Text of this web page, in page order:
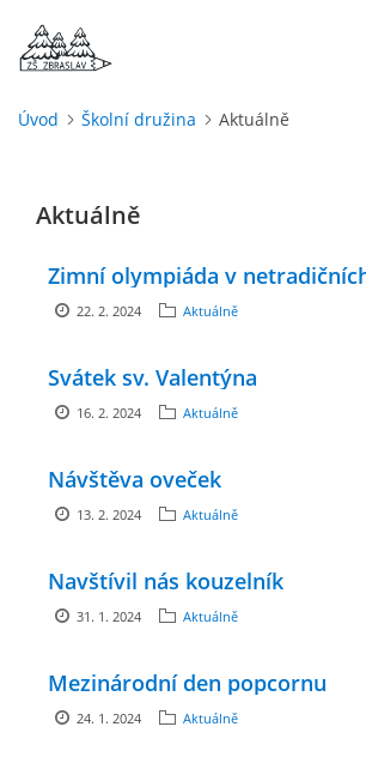
O NÁS
ŠKOLNÍ ROK
DOKUMENTY
PROJEKTY
ENVIRONMENTÁLNÍ VÝCHOVA
ŠKOLNÍ DRUŽINA
Úvod Školní družina Aktuálně
Aktuálně
Zimní olympiáda v
22. 2. 2024 Aktuálně
Svátek sv. Valentýna
16. 2. 2024 Aktuálně
Návštěva oveček
13. 2. 2024 Aktuálně
Navštívil nás kouzelník
31. 1. 2024 Aktuálně
Mezinárodní den popcornu
24. 1. 2024 Aktuálně